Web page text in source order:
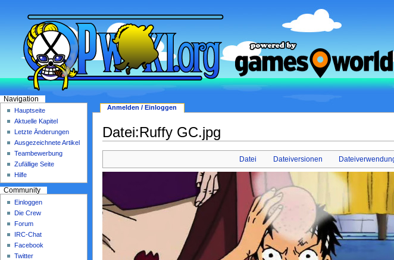
Datei:Ruffy GC.jpg
Datei Dateiversionen
Anmelden / Einloggen
Navigation
Hauptseite
Aktuelle Kapitel
Letzte Änderungen
Ausgezeichnete Artikel
Teambewerbung
Zufällige Seite
Hilfe
Community
Einloggen
Die Crew
Forum
IRC-Chat
Facebook
Twitter